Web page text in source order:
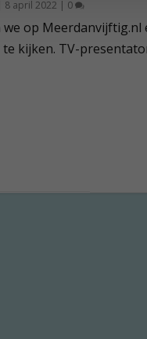
8 april 2022 | 0
we op Meerdanvijftig.nl
kijken. TV-